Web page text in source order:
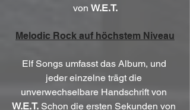
von W.E.T.
Melodic Rock auf höchstem Niveau
Elf Songs umfasst das Album, und
jeder einzelne trägt die
unverwechselbare Handschrift von
W.E.T. Schon die ersten Sekunden von